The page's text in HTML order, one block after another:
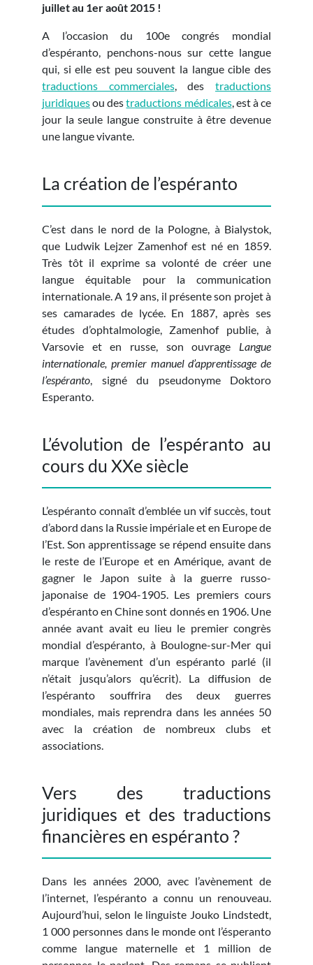
juillet au 1er août 2015 !
A l’occasion du 100e congrés mondial
d’espéranto, penchons-nous sur cette langue
qui, si elle est peu souvent la langue cible des
traductions commerciales, destraductions
juridiquesou destraductions médicales, est à ce
jour la seule langue construite à être devenue
une langue vivante.
La création de l’espéranto
C’est dans le nord de la Pologne, à Bialystok,
que Ludwik Lejzer Zamenhof est né en 1859.
Très tôt il exprime sa volonté de créer une
langue équitable pour la communication
internationale. A 19 ans, il présente son projet à
ses camarades de lycée. En 1887, après ses
études d’ophtalmologie, Zamenhof publie, à
Varsovie et en russe, son ouvrage Langue
internationale, premier manuel d’apprentissage de
l’espéranto , signé du pseudonyme Doktoro
Esperanto.
L’évolution de l’espéranto au
cours du XXe siècle
L’espéranto connaît d’emblée un vif succès, tout
d’abord dans la Russie impériale et en Europe de
l’Est. Son apprentissage se répend ensuite dans
le reste de l’Europe et en Amérique, avant de
gagner le Japon suite à la guerre russo-
japonaise de 1904-1905. Les premiers cours
d’espéranto en Chine sont donnés en 1906. Une
année avant avait eu lieu le premier congrès
mondial d’espéranto, à Boulogne-sur-Mer qui
marque l’avènement d’un espéranto parlé (il
n’était jusqu’alors qu’écrit). La diffusion de
l’espéranto souffrira des deux guerres
mondiales, mais reprendra dans les années 50
avec la création de nombreux clubs et
associations.
Vers des traductions
juridiques et des traductions
financières en espéranto ?
Dans les années 2000, avec l’avènement de
l’internet, l’espéranto a connu un renouveau.
Aujourd’hui, selon le linguiste Jouko Lindstedt,
1 000 personnes dans le monde ont l’ésperanto
comme langue maternelle et 1 million de